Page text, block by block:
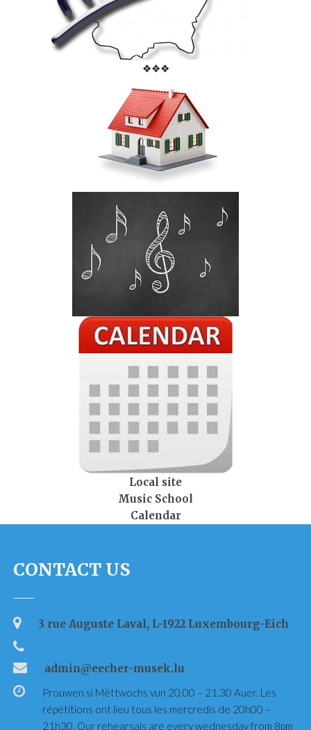
❖❖❖
Local site
Local site
Music-school
Local site
Music School
Calendar
CONTACT US
3 rue Auguste Laval, L-1922 Luxembourg-Eich
admin@eecher-musek.lu
Prouwen si Mëttwochs vun 20.00 – 21.30 Auer. Les
répétitions ont lieu tous les mercredis de 20h00 –
21h30. Our rehearsals are every wednesday from 8pm